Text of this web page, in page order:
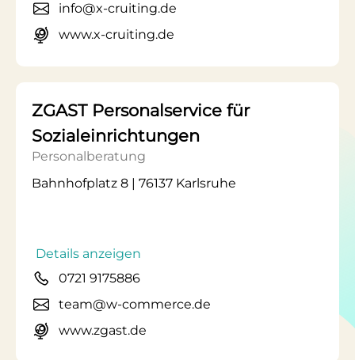
info@x-cruiting.de
www.x-cruiting.de
ZGAST Personalservice für
Sozialeinrichtungen
Personalberatung
Bahnhofplatz 8 | 76137 Karlsruhe
Details anzeigen
0721 9175886
team@w-commerce.de
www.zgast.de